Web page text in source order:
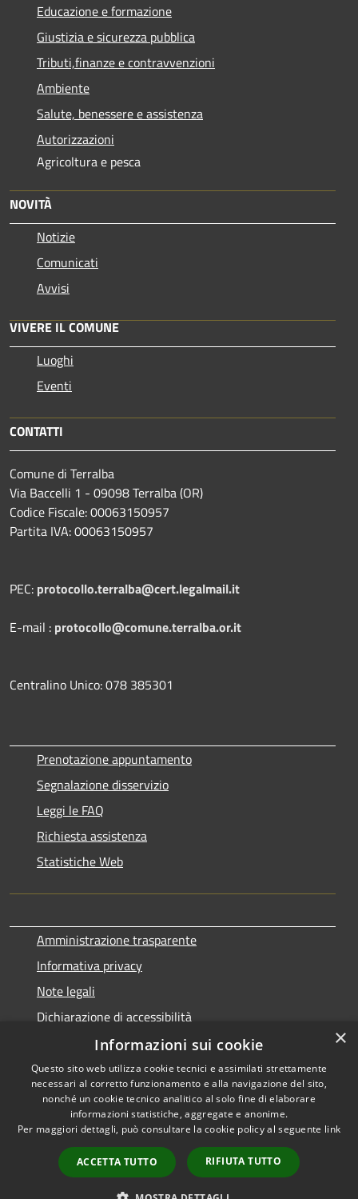
Educazione e formazione
Giustizia e sicurezza pubblica
Tributi,finanze e contravvenzioni
Ambiente
Salute, benessere e assistenza
Autorizzazioni
Agricoltura e pesca
NOVITÀ
Notizie
Comunicati
Avvisi
VIVERE IL COMUNE
Luoghi
Eventi
CONTATTI
Comune di Terralba
Via Baccelli 1 - 09098 Terralba (OR)
Codice Fiscale: 00063150957
Partita IVA: 00063150957
PEC: protocollo.terralba@cert.legalmail.it
E-mail : protocollo@comune.terralba.or.it
Centralino Unico: 078 385301
Prenotazione appuntamento
Segnalazione disservizio
Leggi le FAQ
Richiesta assistenza
Statistiche Web
Amministrazione trasparente
Informativa privacy
Note legali
Dichiarazione di accessibilità
Accessibilità
Privacy
Mappa del sito
Copyright © 2026 • Comune di
Terralba • Powered by
Municipium•Accesso
redazione
×
Informazioni sui cookie
Questo sito web utilizza cookie tecnici e assimilati strettamente
necessari al corretto funzionamento e alla navigazione del sito,
nonché un cookie tecnico analitico al solo fine di elaborare
informazioni statistiche, aggregate e anonime.
Per maggiori dettagli, può consultare la cookie policy al seguente link
ACCETTA TUTTO RIFIUTA TUTTO